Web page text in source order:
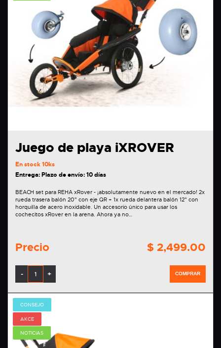
Juego de playa iXROVER
En stock10ks
Entrega: Plazo de envío: 10 días
BEACH set para REHA xRover - ¡absolutamente nuevo en el mercado! 2x
rueda trasera balón 20" con eje QR + 1x rueda delantera balón 12" con
horquilla de acero inoxidable. Un accesorio único para usar los
cochecitos xRover en la arena. Ahora ya no…
Precio $ 2,499.00
- + COMPRAR
CONSEJO
AKCE
NOTICIAS